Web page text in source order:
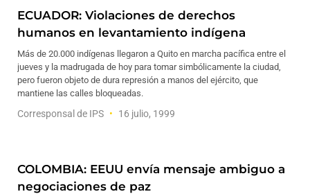
ECUADOR: Violaciones de derechos
humanos en levantamiento indígena
Más de 20.000 indígenas llegaron a Quito en marcha pacífica entre el
jueves y la madrugada de hoy para tomar simbólicamente la ciudad,
pero fueron objeto de dura represión a manos del ejército, que
mantiene las calles bloqueadas.
Corresponsal de IPS 16 julio, 1999
COLOMBIA: EEUU envía mensaje ambiguo a
negociaciones de paz